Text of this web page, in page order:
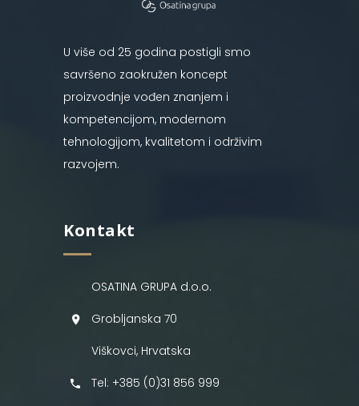
U više od 25 godina postigli smo
savršeno zaokružen koncept
proizvodnje vođen znanjem i
kompetencijom, modernom
tehnologijom, kvalitetom i održivim
razvojem.
Kontakt
OSATINA GRUPA d.o.o.
Grobljanska 70
Viškovci, Hrvatska
Tel: +385 (0)31 856 999